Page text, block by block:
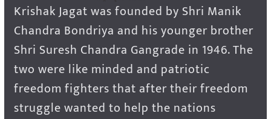
Krishak Jagat was founded by Shri Manik
Chandra Bondriya and his younger brother
Shri Suresh Chandra Gangrade in 1946. The
two were like minded and patriotic
freedom fighters that after their freedom
struggle wanted to help the nations